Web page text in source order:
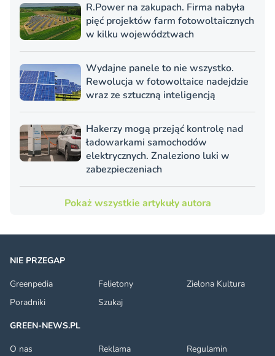
R.Power na zakupach. Firma nabyła
pięć projektów farm fotowoltaicznych
w kilku województwach
Wydajne panele to nie wszystko.
Rewolucja w fotowoltaice nadejdzie
wraz ze sztuczną inteligencją
Hakerzy mogą przejąć kontrolę nad
ładowarkami samochodów
elektrycznych. Znaleziono luki w
zabezpieczeniach
Pokaż wszystkie artykuły autora
NIE PRZEGAP
Greenpedia
Felietony
Zielona Kultura
Poradniki
Szukaj
GREEN-NEWS.PL
O nas
Reklama Regulamin